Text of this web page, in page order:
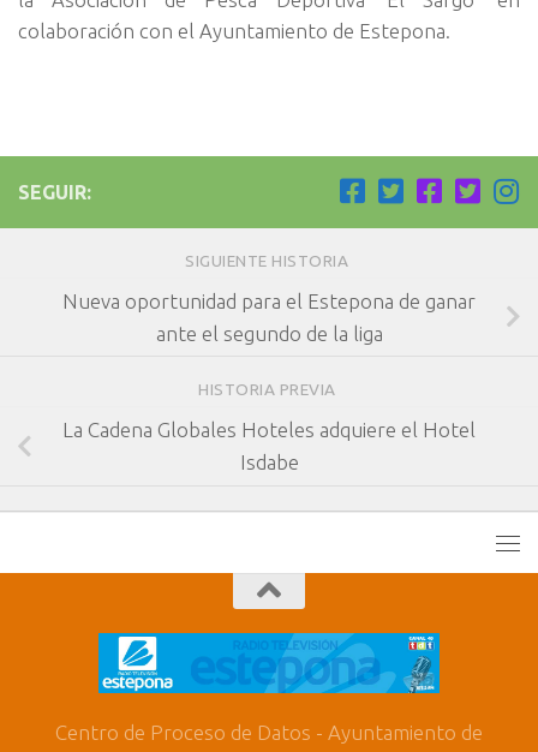
colaboración con el Ayuntamiento de Estepona.
SEGUIR:
SIGUIENTE HISTORIA
Nueva oportunidad para el Estepona de ganar
ante el segundo de la liga
HISTORIA PREVIA
La Cadena Globales Hoteles adquiere el Hotel
Isdabe
Centro de Proceso de Datos - Ayuntamiento de